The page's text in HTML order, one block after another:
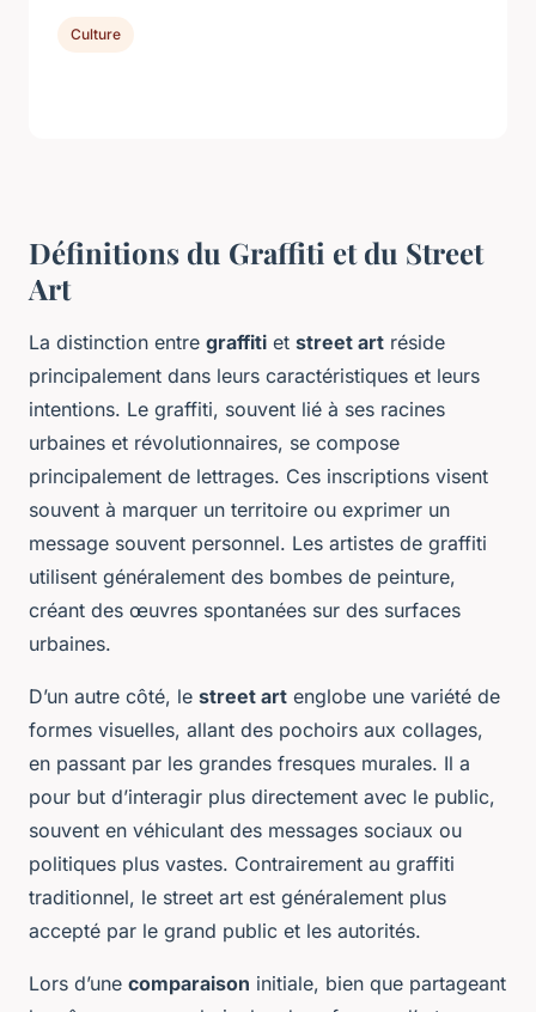
Définitions du Graffiti et du Street
Art
La distinction entre graffiti et street art réside
principalement dans leurs caractéristiques et leurs
intentions. Le graffiti, souvent lié à ses racines
urbaines et révolutionnaires, se compose
principalement de lettrages. Ces inscriptions visent
souvent à marquer un territoire ou exprimer un
message souvent personnel. Les artistes de graffiti
utilisent généralement des bombes de peinture,
créant des œuvres spontanées sur des surfaces
urbaines.
D’un autre côté, le street art englobe une variété de
formes visuelles, allant des pochoirs aux collages,
en passant par les grandes fresques murales. Il a
pour but d’interagir plus directement avec le public,
souvent en véhiculant des messages sociaux ou
politiques plus vastes. Contrairement au graffiti
traditionnel, le street art est généralement plus
accepté par le grand public et les autorités.
Lors d’une comparaison initiale, bien que partageant
Culture